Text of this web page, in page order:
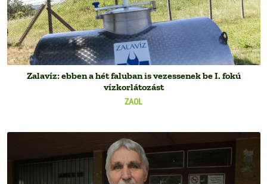
ZAOL
Zalavíz: ebben a hét faluban is vezessenek be I. fokú
vízkorlátozást